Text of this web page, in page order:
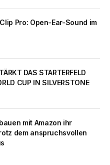
Pro: Open-Ear-Sound im
DAS STARTERFELD
CUP IN SILVERSTONE
mit Amazon ihr
dem anspruchsvollen